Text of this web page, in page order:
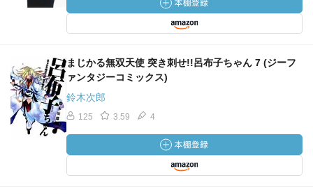
まじかる無双天使 突き刺せ!!呂布子ちゃん 7 (ジーフ
ァンタジーコミックス)
鈴木次郎
125 3.59 4